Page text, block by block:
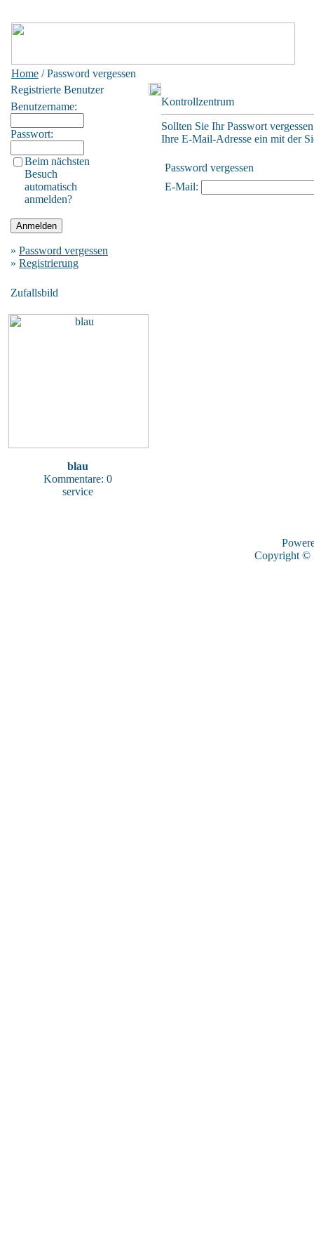
Home / Password vergessen
Registrierte Benutzer
Benutzername:
Passwort:
Beim nächsten
Besuch
automatisch
anmelden?
» Password vergessen
» Registrierung
Zufallsbild
blau
Kommentare: 0
service
Kontrollzentrum
Sollten Sie Ihr Passwort
Ihre E-Mail-Adresse ein mit der
Password vergessen
E-Mail:
Copyright ©